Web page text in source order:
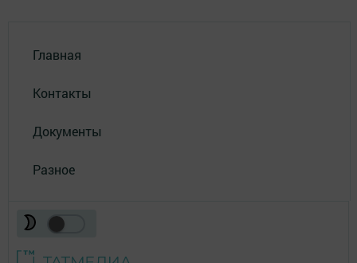
Главная
Контакты
Документы
Разное